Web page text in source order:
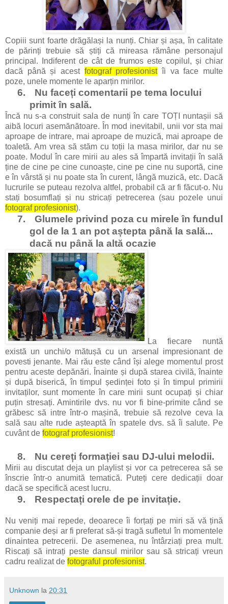
Copiii sunt foarte drăgălași la nunți. Chiar și așa, în calitate
de părinți trebuie să știți că mireasa rămâne personajul
principal. Indiferent de cât de frumos este copilul, și chiar
dacă până și acest fotograf profesionistîi va face multe
poze, unele momente le aparțin mirilor.
6.
Nu faceți comentarii pe tema locului
primit în sală.
Încă nu s-a construit sala de nunți în care TOȚI nuntașii să
aibă locuri asemănătoare. În mod inevitabil, unii vor sta mai
aproape de intrare, mai aproape de muzică, mai aproape de
toaletă. Am vrea să stăm cu toții la masa mirilor, dar nu se
poate. Modul în care mirii au ales să împartă invitații în sală
ține de cine pe cine cunoaște, cine pe cine nu suportă, cine
e în vârstă și nu poate sta în curent, lângă muzică, etc. Dacă
lucrurile se puteau rezolva altfel, probabil că ar fi făcut-o. Nu
stați bosumflați și nu stricați petrecerea (sau pozele unui
fotograf profesionist).
7.
Glumele privind poza cu mirele în fundul
gol de la 1 an pot aștepta până la sală...
dacă nu până la altă ocazie
La fiecare nuntă
există un unchi/o mătușă cu un arsenal impresionant de
povesti jenante. Mai rău este când își alege momentul prost
pentru aceste depănări. Înainte și după starea civilă, înainte
și după biserică, în timpul ședinței foto și în timpul primirii
invitaților, sunt momente în care mirii sunt ocupați și chiar
puțin stresați. Amintirile dvs. nu vor fi bine-primite când se
grăbesc să intre într-o mașină, trebuie să rezolve ceva la
sală sau alte rude așteaptă în spatele dvs. să îi salute. Pe
cuvânt de fotograf profesionist!
8. Nu cereți formației sau DJ-ului melodii.
Mirii au discutat deja un playlist și vor ca petrecerea să se
înscrie într-o anumită tematică. Puteți cere dedicații doar
dacă se specifică acest lucru.
9. Respectați orele de pe invitație.
Nu veniți mai repede, deoarece îi forțați pe miri să vă țină
companie deși ar fi preferat să-și tragă sufletul în momentele
dinaintea petrecerii. De asemenea, nu întârziați prea mult.
Riscați să intrați peste dansul mirilor sau să stricați vreun
cadru realizat de fotograful profesionist.
Unknown la 20:31